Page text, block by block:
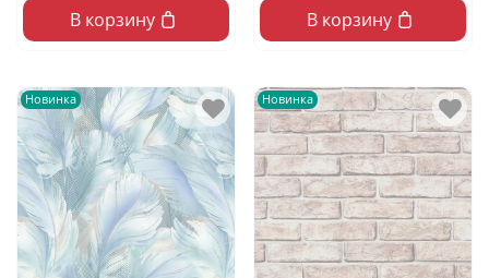
В корзину В корзину
Новинка Новинка